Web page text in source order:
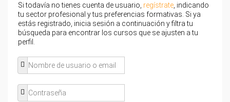
Si todavía no tienes cuenta de usuario, regístrate , indicando
tu sector profesional y tus preferencias formativas. Si ya
estás registrado, inicia sesión a continuación y filtra tu
búsqueda para encontrar los cursos que se ajusten a tu
perfil.